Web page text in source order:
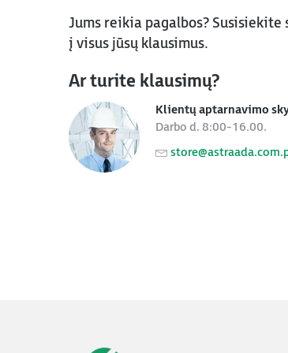
Jums reikia pagalbos?
į visus jūsų klausimus.
Ar turite klausimų?
Klientų aptarnavimo
Darbo d. 8:00-16.00.